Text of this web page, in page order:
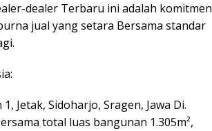
dealer Terbaru ini adalah komitmen
jual yang setara Bersama standar
Jetak, Sidoharjo, Sragen, Jawa Di.
total luas bangunan 1.305m²,